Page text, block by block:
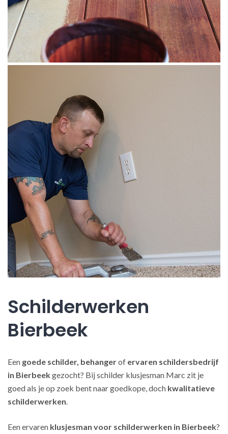
Schilderwerken
Bierbeek
Een goede schilder, behangerof ervaren schildersbedrijf
in Bierbeekgezocht? Bij schilder klusjesman Marc zit je
goed als je op zoek bent naar goedkope, doch kwalitatieve
schilderwerken.
Een ervaren klusjesman voor schilderwerken in Bierbeek?